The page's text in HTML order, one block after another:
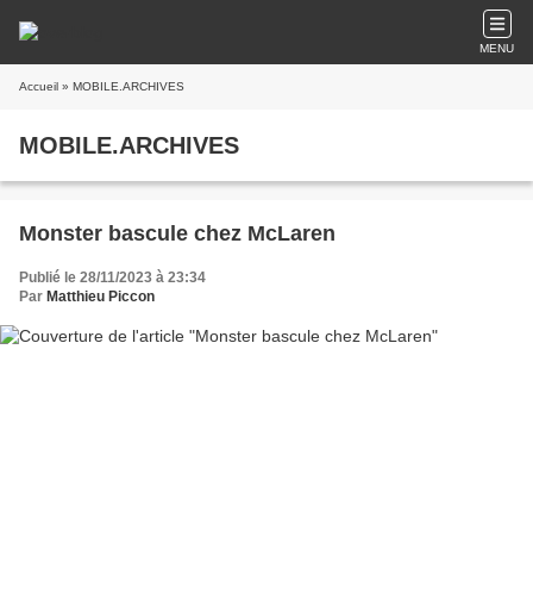
MENU
Accueil » MOBILE.ARCHIVES
MOBILE.ARCHIVES
Monster bascule chez McLaren
Publié le 28/11/2023 à 23:34
Par Matthieu Piccon